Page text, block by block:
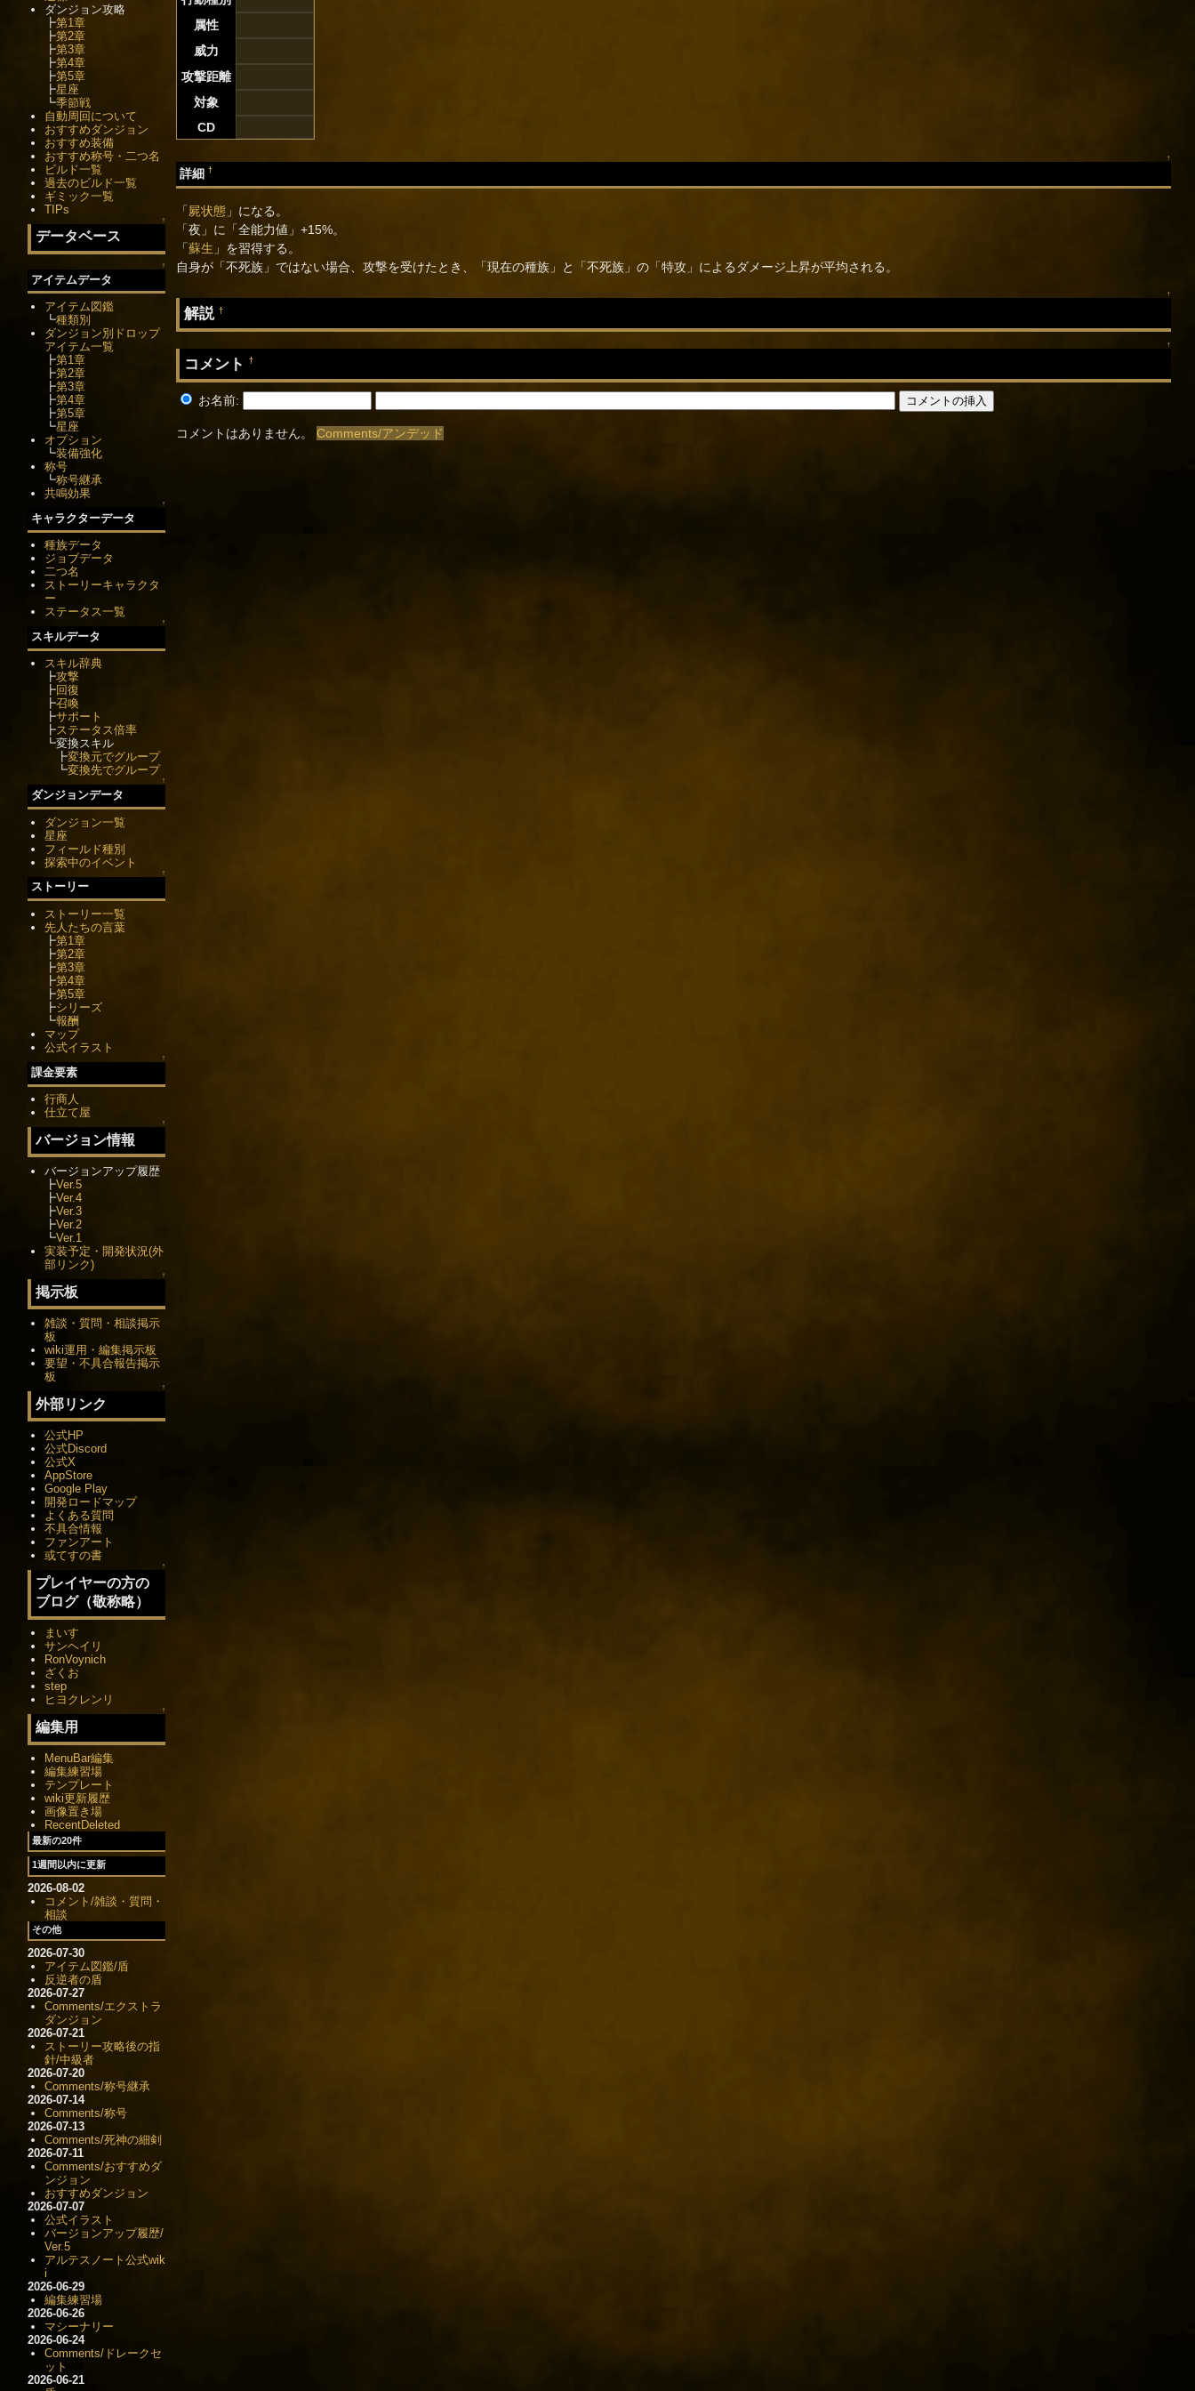
属性
威力
攻撃距離
対象
CD
↑
詳細 †
「屍状態」になる。
「夜」に「全能力値」+15%。
「蘇生 」を習得する。
自身が「不死族」ではない場合、攻撃を受けたとき、「現在の種族」と「不死族」の「特攻」によるダメージ上昇が平均される。
↑
解説 †
↑
コメント †
お名前:
コメントはありません。 Comments/アンデッド
ダンジョン攻略
┣第1章
┣第2章
┣第3章
┣第4章
┣第5章
┣星座
┗季節戦
自動周回について
おすすめダンジョン
おすすめ装備
おすすめ称号・二つ名
ビルド一覧
過去のビルド一覧
ギミック一覧
TIPs
↑
データベース
↑
アイテムデータ
アイテム図鑑
┗種類別
ダンジョン別ドロップ
アイテム一覧
┣第1章
┣第2章
┣第3章
┣第4章
┣第5章
┗星座
オプション
┗装備強化
称号
┗称号継承
共鳴効果
↑
キャラクターデータ
種族データ
ジョブデータ
二つ名
ストーリーキャラクタ
ー
ステータス一覧
↑
スキルデータ
スキル辞典
┣攻撃
┣回復
┣召喚
┣サポート
┣ステータス倍率
┗変換スキル
┣変換元でグループ
┗変換先でグループ
↑
ダンジョンデータ
ダンジョン一覧
星座
フィールド種別
探索中のイベント
↑
ストーリー
ストーリー一覧
先人たちの言葉
┣第1章
┣第2章
┣第3章
┣第4章
┣第5章
┣シリーズ
┗報酬
マップ
公式イラスト
↑
課金要素
行商人
仕立て屋
↑
バージョン情報
バージョンアップ履歴
┣Ver.5
┣Ver.4
┣Ver.3
┣Ver.2
┗Ver.1
実装予定・開発状況(外
部リンク)
↑
掲示板
雑談・質問・相談掲示
板
wiki運用・編集掲示板
要望・不具合報告掲示
板
↑
外部リンク
公式HP
公式Discord
公式X
AppStore
Google Play
開発ロードマップ
よくある質問
不具合情報
ファンアート
或てすの書
↑
プレイヤーの方の
ブログ（敬称略）
まいす
サンヘイリ
RonVoynich
ざくお
step
ヒヨクレンリ
↑
編集用
MenuBar編集
編集練習場
テンプレート
wiki更新履歴
画像置き場
RecentDeleted
最新の20件
1週間以内に更新
2026-08-02
コメント/雑談・質問・
相談
その他
2026-07-30
アイテム図鑑/盾
反逆者の盾
2026-07-27
Comments/エクストラ
ダンジョン
2026-07-21
ストーリー攻略後の指
針/中級者
2026-07-20
Comments/称号継承
2026-07-14
Comments/称号
2026-07-13
Comments/死神の細剣
2026-07-11
Comments/おすすめダ
ンジョン
おすすめダンジョン
2026-07-07
公式イラスト
バージョンアップ履歴/
Ver.5
アルテスノート公式wik
i
2026-06-29
編集練習場
2026-06-26
マシーナリー
2026-06-24
Comments/ドレークセ
ット
2026-06-21